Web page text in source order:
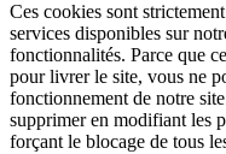
Ces cookies sont
services disponibles sur
fonctionnalités. Parce que
pour livrer le site, vous ne
fonctionnement de notre
supprimer en modifiant les
forçant le blocage de tous